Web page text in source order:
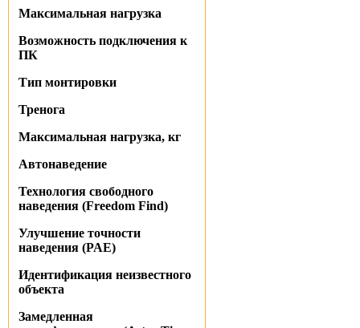
Максимальная нагрузка
Возможность подключения к
ПК
Тип монтировки
Тренога
Максимальная нагрузка, кг
Автонаведение
Технология свободного
наведения (Freedom Find)
Улучшение точности
наведения (PAE)
Идентификация неизвестного
объекта
Замедленная